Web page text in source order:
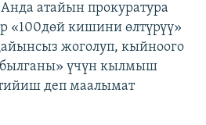
атайын прокуратура
«100дөй кишини өлтүрүү»
жоголуп, кыйноого
үчүн кылмыш
деп маалымат